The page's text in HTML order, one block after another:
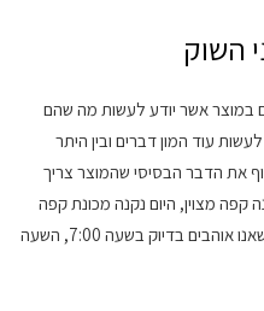
השוק
במוצר אשר יודע לעשות מה שהם
עוד המון דברים ובין היתר
את הדבר הבסיסי שהמוצר צריך
קפה מצוין, היום נקנה מכונת קפה
אשר יודעת להכין לנו את הקפה המדהים שאנו אוהבים בדיוק בשעה 7:00, השעה